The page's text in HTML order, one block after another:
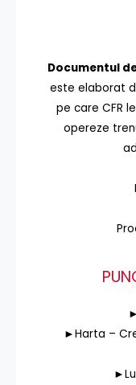
Documentul
este elaborat
pe care CFR
opereze
►Harta –